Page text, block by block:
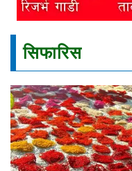
सिफारिस